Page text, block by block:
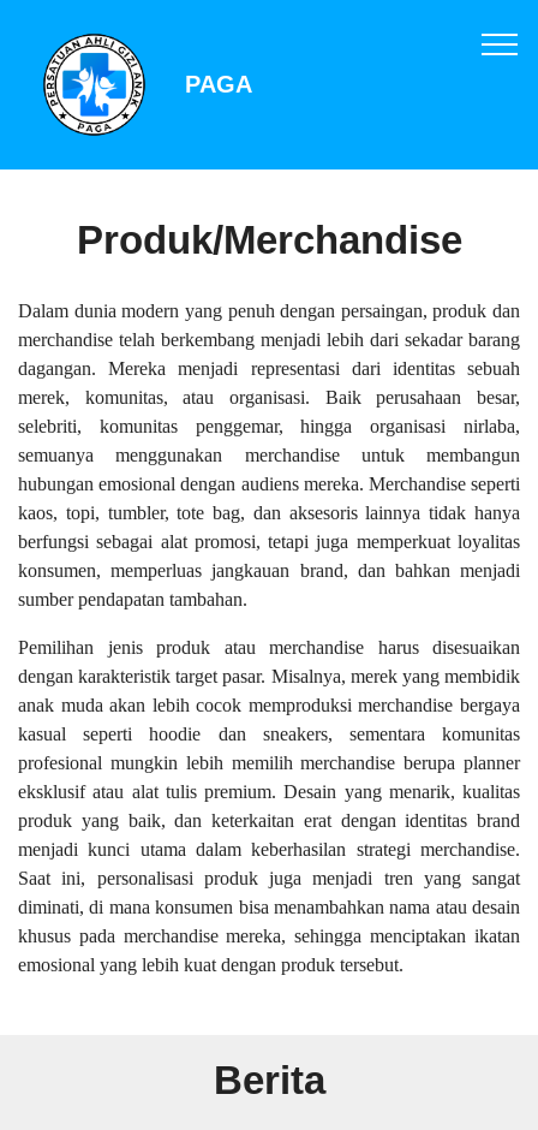
PAGA
Produk/Merchandise
Dalam dunia modern yang penuh dengan persaingan, produk dan
merchandise telah berkembang menjadi lebih dari sekadar barang
dagangan. Mereka menjadi representasi dari identitas sebuah
merek, komunitas, atau organisasi. Baik perusahaan besar,
selebriti, komunitas penggemar, hingga organisasi nirlaba,
semuanya menggunakan merchandise untuk membangun
hubungan emosional dengan audiens mereka. Merchandise seperti
kaos, topi, tumbler, tote bag, dan aksesoris lainnya tidak hanya
berfungsi sebagai alat promosi, tetapi juga memperkuat loyalitas
konsumen, memperluas jangkauan brand, dan bahkan menjadi
sumber pendapatan tambahan.
Pemilihan jenis produk atau merchandise harus disesuaikan
dengan karakteristik target pasar. Misalnya, merek yang membidik
anak muda akan lebih cocok memproduksi merchandise bergaya
kasual seperti hoodie dan sneakers, sementara komunitas
profesional mungkin lebih memilih merchandise berupa planner
eksklusif atau alat tulis premium. Desain yang menarik, kualitas
produk yang baik, dan keterkaitan erat dengan identitas brand
menjadi kunci utama dalam keberhasilan strategi merchandise.
Saat ini, personalisasi produk juga menjadi tren yang sangat
diminati, di mana konsumen bisa menambahkan nama atau desain
khusus pada merchandise mereka, sehingga menciptakan ikatan
emosional yang lebih kuat dengan produk tersebut.
Berita